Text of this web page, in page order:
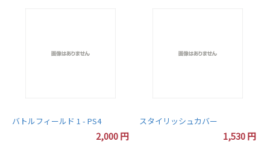
バトルフィールド 1 - PS4
2,000円
スタイリッシュカバー
1,530 円